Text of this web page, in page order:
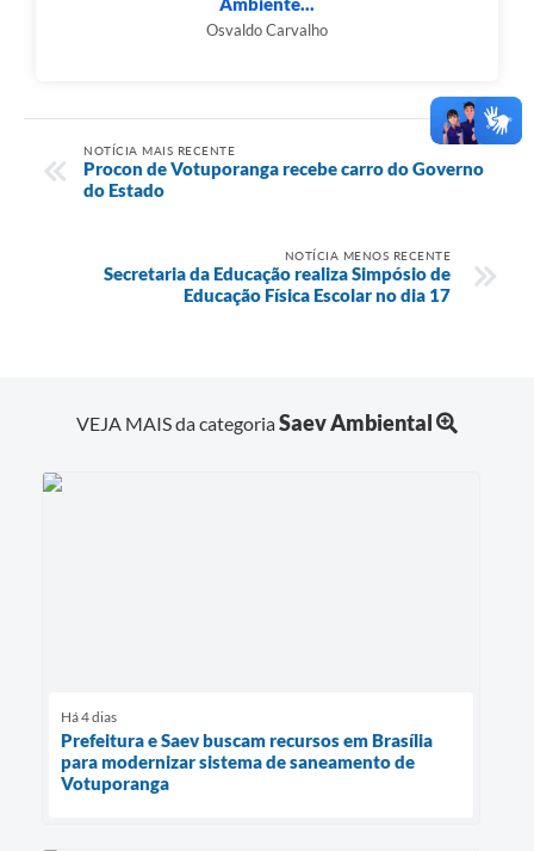
Osvaldo Carvalho
NOTÍCIA MAIS RECENTE
Procon de Votuporanga recebe carro do Governo
do Estado
NOTÍCIA MENOS RECENTE
Secretaria da Educação realiza Simpósio de
Educação Física Escolar no dia 17
VEJA MAIS da categoriaSaev Ambiental
Há 4 dias
Prefeitura e Saev buscam recursos em Brasília
para modernizar sistema de saneamento de
Votuporanga